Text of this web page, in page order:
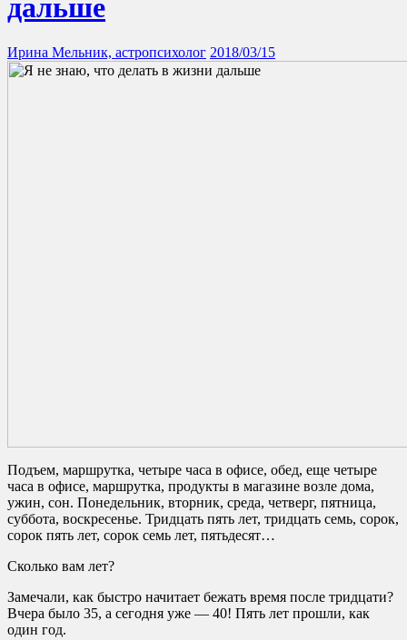
дальше
Ирина Мельник, астропсихолог 2018/03/15
Подъем, маршрутка, четыре часа в офисе, обед, еще четыре
часа в офисе, маршрутка, продукты в магазине возле дома,
ужин, сон. Понедельник, вторник, среда, четверг, пятница,
суббота, воскресенье. Тридцать пять лет, тридцать семь, сорок,
сорок пять лет, сорок семь лет, пятьдесят…
Сколько вам лет?
Замечали, как быстро начитает бежать время после тридцати?
Вчера было 35, а сегодня уже — 40! Пять лет прошли, как
один год.